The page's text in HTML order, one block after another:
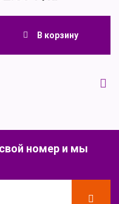
В корзину
номер и мы